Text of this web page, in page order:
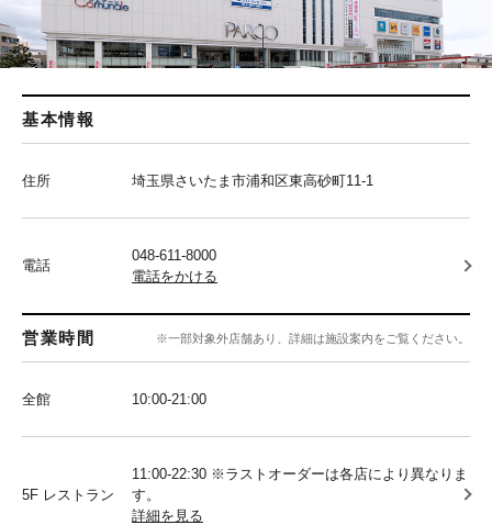
基本情報
住所 埼玉県さいたま市浦和区東高砂町11-1
電話
048-611-8000
電話をかける
営業時間 ※一部対象外店舗あり、詳細は施設案内をご覧ください。
全館 10:00‐21:00
5F レストラン
11:00-22:30 ※ラストオーダーは各店により異なりま
す。
詳細を見る